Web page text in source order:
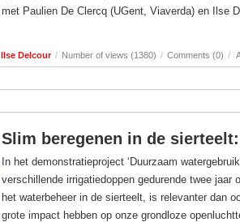
met Paulien De Clercq (UGent, Viaverda) en Ilse
Ilse Delcour / Number of views (1380) / Comments (0) /
Slim beregenen in de
In het demonstratieproject ‘Duurzaam
verschillende irrigatiedoppen gedurende twee
het waterbeheer in de sierteelt, is relevanter dan
grote impact hebben op onze grondloze